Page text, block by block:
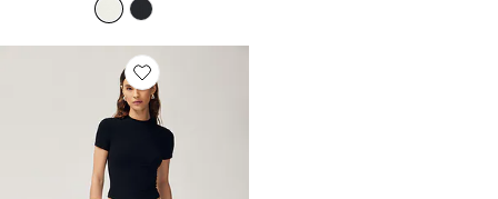
Favorite PANTALON EVERYWHERE